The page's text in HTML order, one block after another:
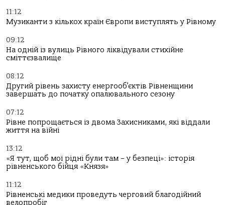
11:12
Музиканти з кількох країн Європи виступлять у Рівному
09:12
На одній із вулиць Рівного ліквідували стихійне
сміттєзвалище
08:12
Другий рівень захисту енергооб’єктів Рівненщини
завершать до початку опалювального сезону
07:12
Рівне попрощається із двома Захисниками, які віддали
життя на війні
13:12
«Я тут, щоб мої рідні були там – у безпеці»: історія
рівненського бійця «Князя»
11:12
Рівненські медики проведуть черговий благодійний
велопробіг